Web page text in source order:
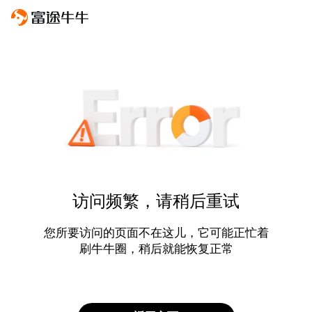
访问频繁，请稍后重试
您所要访问的页面不在这儿，它可能正忙着
刷牛牛圈，稍后就能恢复正常